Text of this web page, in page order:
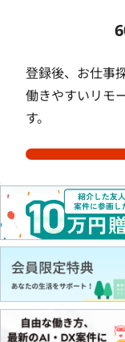
登録後、お仕事
働きやすいリモ
す。